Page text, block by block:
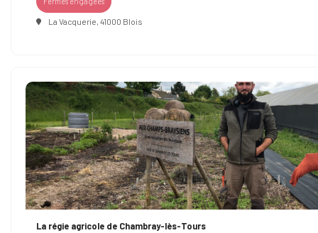
La Vacquerie, 41000 Blois
La régie agricole de Chambray-lès-Tours